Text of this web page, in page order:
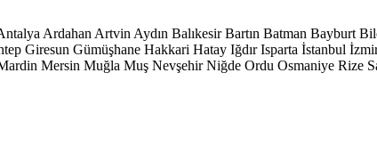
Ardahan Artvin Aydın Balıkesir Bartın Batman Bayburt
Giresun Gümüşhane Hakkari Hatay Iğdır Isparta İstanbul
Mersin Muğla Muş Nevşehir Niğde Ordu Osmaniye Rize